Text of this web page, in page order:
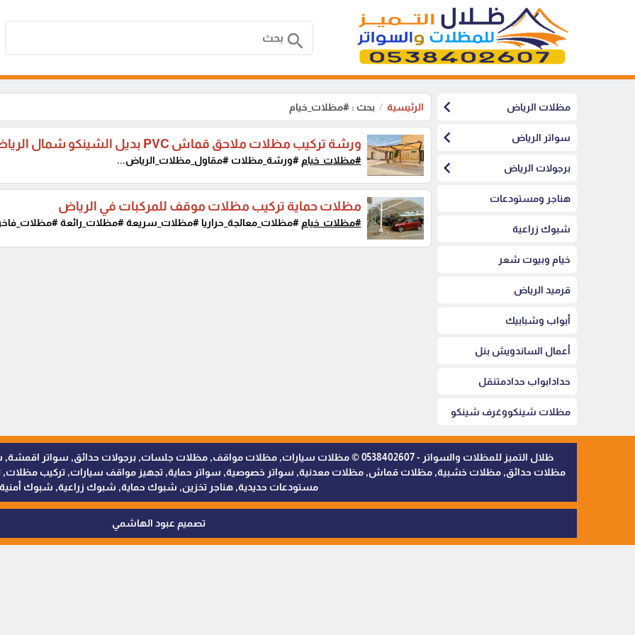
search
مظلات الرياض chevron_left
سواتر الرياض chevron_left
برجولات الرياض chevron_left
هناجر ومستودعات
شبوك زراعية
خيام وبيوت شعر
قرميد الرياض
أبواب وشبابيك
أعمال الساندويش بنل
حدادابواب حدادمتنقل
مظلات شينكووغرف شينكو
الرئيسية بحث : #مظلات_خيام
ورشة تركيب مظلات ملاحق قماش PVC بديل الشينكو شمال الرياض
#مظلات_خيام #ورشة_مظلات #مقاول_مظلات_الرياض...
مظلات حماية تركيب مظلات موقف للمركبات في الرياض
#مظلات_خيام #مظلات_معالجة_حراريا #مظلات_سريعة #مظلات_رائعة
ظلال التميز للمظلات والسواتر - 0538402607 © مظلات سيارات, مظلات مواقف, مظلات جلسات, برجولات
مظلات حدائق, مظلات خشبية, مظلات قماش, مظلات معدنية, سواتر خصوصية, سواتر حماية, تجهيز مواقف سيارات, تركيب مظلات,
مستودعات حديدية, هناجر تخزين, شبوك حماية, شبوك زراعية, شبوك أمنية
تصميم عبود الهاشمي